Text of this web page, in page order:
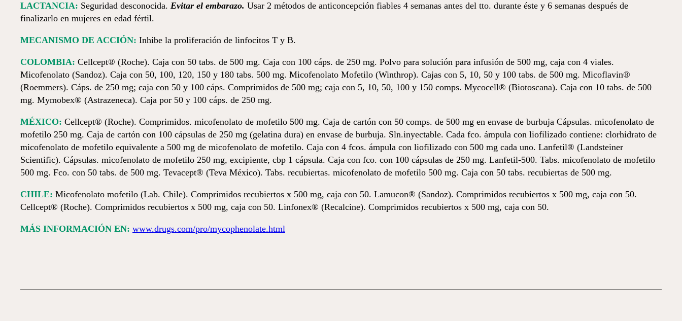
LACTANCIA: Seguridad desconocida. Evitar el embarazo. Usar 2 métodos de anticoncepción fiables 4 semanas antes del tto. durante éste y 6 semanas después de
finalizarlo en mujeres en edad fértil.
MECANISMO DE ACCIÓN: Inhibe la proliferación de linfocitos T y B.
COLOMBIA: Cellcept® (Roche). Caja con 50 tabs. de 500 mg. Caja con 100 cáps. de 250 mg. Polvo para solución para infusión de 500 mg, caja con 4 viales.
Micofenolato (Sandoz). Caja con 50, 100, 120, 150 y 180 tabs. 500 mg. Micofenolato Mofetilo (Winthrop). Cajas con 5, 10, 50 y 100 tabs. de 500 mg. Micoflavin®
(Roemmers). Cáps. de 250 mg; caja con 50 y 100 cáps. Comprimidos de 500 mg; caja con 5, 10, 50, 100 y 150 comps. Mycocell® (Biotoscana). Caja con 10 tabs. de 500
mg. Mymobex® (Astrazeneca). Caja por 50 y 100 cáps. de 250 mg.
MÉXICO: Cellcept® (Roche). Comprimidos. micofenolato de mofetilo 500 mg. Caja de cartón con 50 comps. de 500 mg en envase de burbuja Cápsulas. micofenolato de
mofetilo 250 mg. Caja de cartón con 100 cápsulas de 250 mg (gelatina dura) en envase de burbuja. Sln.inyectable. Cada fco. ámpula con liofilizado contiene: clorhidrato de
micofenolato de mofetilo equivalente a 500 mg de micofenolato de mofetilo. Caja con 4 fcos. ámpula con liofilizado con 500 mg cada uno. Lanfetil® (Landsteiner
Scientific). Cápsulas. micofenolato de mofetilo 250 mg, excipiente, cbp 1 cápsula. Caja con fco. con 100 cápsulas de 250 mg. Lanfetil-500. Tabs. micofenolato de mofetilo
500 mg. Fco. con 50 tabs. de 500 mg. Tevacept® (Teva México). Tabs. recubiertas. micofenolato de mofetilo 500 mg. Caja con 50 tabs. recubiertas de 500 mg.
CHILE: Micofenolato mofetilo (Lab. Chile). Comprimidos recubiertos x 500 mg, caja con 50. Lamucon® (Sandoz). Comprimidos recubiertos x 500 mg, caja con 50.
Cellcept® (Roche). Comprimidos recubiertos x 500 mg, caja con 50. Linfonex® (Recalcine). Comprimidos recubiertos x 500 mg, caja con 50.
MÁS INFORMACIÓN EN: www.drugs.com/pro/mycophenolate.html